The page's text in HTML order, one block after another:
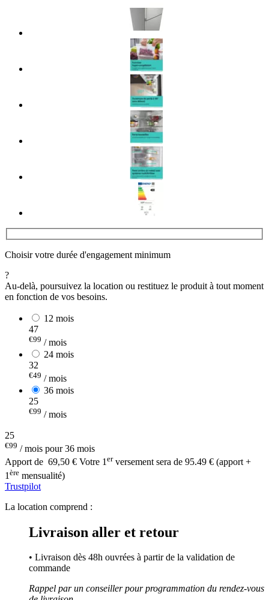
Choisir votre durée d'engagement minimum
?
Au-delà, poursuivez la location ou restituez le produit à tout moment
en fonction de vos besoins.
12 mois
47
€99 / mois
24 mois
32
€49 / mois
36 mois
25
€99 / mois
25
€99 / mois pour 36 mois
Apport de 69,50 € Votre 1 erversement sera de 95.49 € (apport +
1 ère mensualité)
Trustpilot
La location comprend :
Livraison aller et retour
• Livraison dès 48h ouvrées à partir de la validation de
commande
Rappel par un conseiller pour programmation du rendez-vous